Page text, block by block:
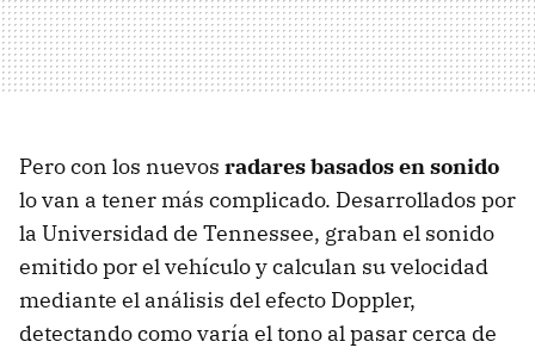
Pero con los nuevos radares basados en sonido
lo van a tener más complicado. Desarrollados por
la Universidad de Tennessee, graban el sonido
emitido por el vehículo y calculan su velocidad
mediante el análisis del efecto Doppler,
detectando como varía el tono al pasar cerca de